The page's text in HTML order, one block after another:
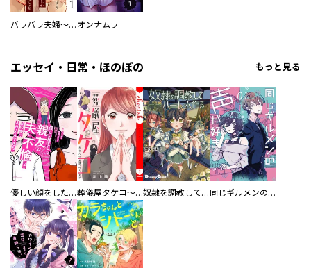
バラバラ夫婦～手足をなくした夫はまだ生きてる オンナムラ
エッセイ・日常・ほのぼの もっと見る
優しい顔をした親友は、夫と不倫して私の家に入り込んできた。 葬儀屋タケコ～あなたの最期、叶えます【電子単行本版】 奴隷を調教してハーレム作る 同じギルメンの声が好き